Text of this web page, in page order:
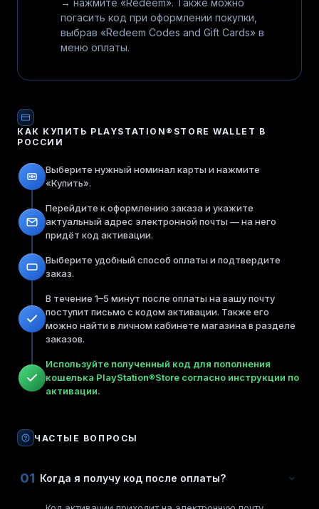
→ нажмите «Redeem». Также можно
погасить код при оформлении покупки,
выбрав «Redeem Codes and Gift Cards» в
меню оплаты.
КАК КУПИТЬ PLAYSTATION®STORE WALLET В
РОССИИ
Выберите нужный номинал карты и нажмите
«Купить».
Перейдите к оформлению заказа и укажите
актуальный адрес электронной почты — на него
придёт код активации.
Выберите удобный способ оплаты и подтвердите
заказ.
В течение 1–5 минут после оплаты на вашу почту
поступит письмо с кодом активации. Также его
можно найти в личном кабинете магазина в разделе
заказов.
Используйте полученный код для пополнения
кошелька PlayStation®Store согласно инструкции по
активации.
ЧАСТЫЕ ВОПРОСЫ
01 Когда я получу код после оплаты?